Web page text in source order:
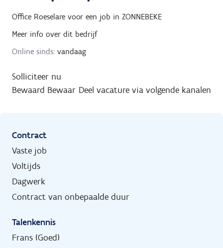
Office Roeselare voor een job in ZONNEBEKE
Meer info over dit bedrijf
Online sinds: vandaag
Solliciteer nu
Bewaard Bewaar Deel vacature via volgende kanalen
Contract
Vaste job
Voltijds
Dagwerk
Contract van onbepaalde duur
Talenkennis
Frans (Goed)